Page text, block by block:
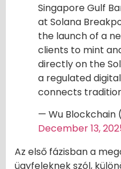
Singapore Gulf
at Solana
the launch of a
clients to mint
directly on the
a regulated
connects
— Wu Blockchain
December 13,
Az első fázisban a
ügyfeleknek szól,